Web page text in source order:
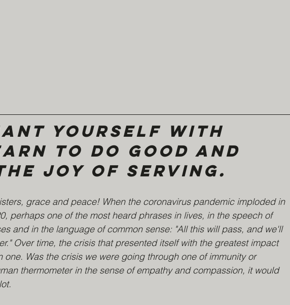
yourself with
to do good and
joy of serving.
grace and peace! When the coronavirus pandemic imploded in
perhaps one of the most heard phrases in lives, in the speech of
and in the language of common sense: "All this will pass, and we'll
Over time, the crisis that presented itself with the greatest impact
one. Was the crisis we were going through one of immunity or
thermometer in the sense of empathy and compassion, it would